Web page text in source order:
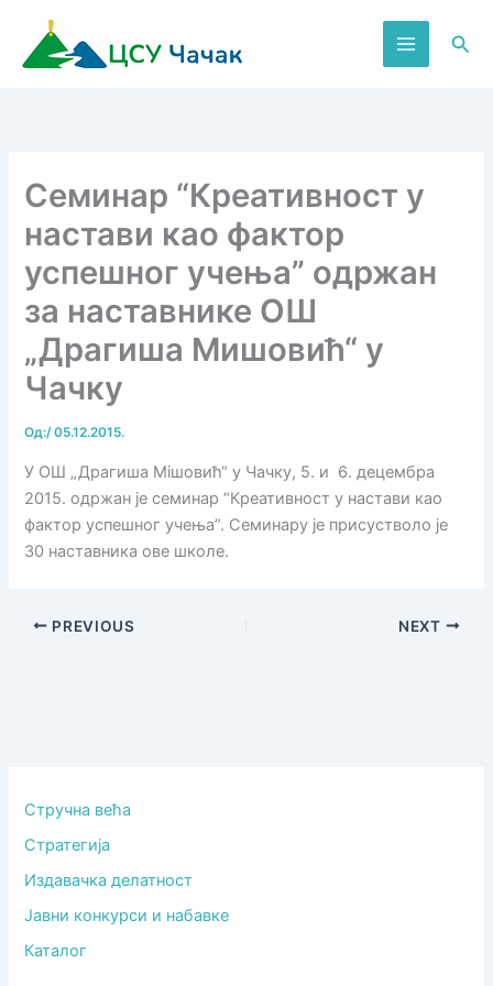
садржај
Семинар “Креативност у
настави као фактор
успешног учења” одржан
за наставнике ОШ
„Драгиша Мишовић“ у
Чачку
Од:/05.12.2015.
У ОШ „Драгиша Мiшовић“ у Чачку, 5. и 6. децембра
2015. одржан је семинар “Креативност у настави као
фактор успешног учења”. Семинару је присустволо је
30 наставника ове школе.
PREVIOUS NEXT
Стручна већа
Стратегија
Издавачка делатност
Јавни конкурси и набавке
Каталог